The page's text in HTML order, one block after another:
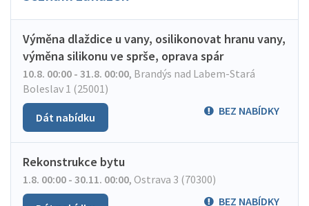
Výměna dlaždice u vany, osilikonovat hranu vany,
výměna silikonu ve sprše, oprava spár
10.8. 00:00 - 31.8. 00:00, Brandýs nad Labem-Stará
Boleslav 1 (25001)
BEZ NABÍDKY
Dát nabídku
Rekonstrukce bytu
1.8. 00:00 - 30.11. 00:00, Ostrava 3 (70300)
BEZ NABÍDKY